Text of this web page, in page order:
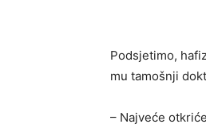
Podsjetimo,
mu tamošnji
– Najveće